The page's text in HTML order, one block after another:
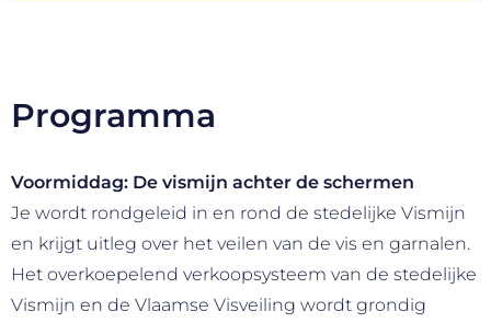
Programma
Voormiddag: De vismijn achter de schermen
Je wordt rondgeleid in en rond de stedelijke Vismijn
en krijgt uitleg over het veilen van de vis en garnalen.
Het overkoepelend verkoopsysteem van de stedelijke
Vismijn en de Vlaamse Visveiling wordt grondig